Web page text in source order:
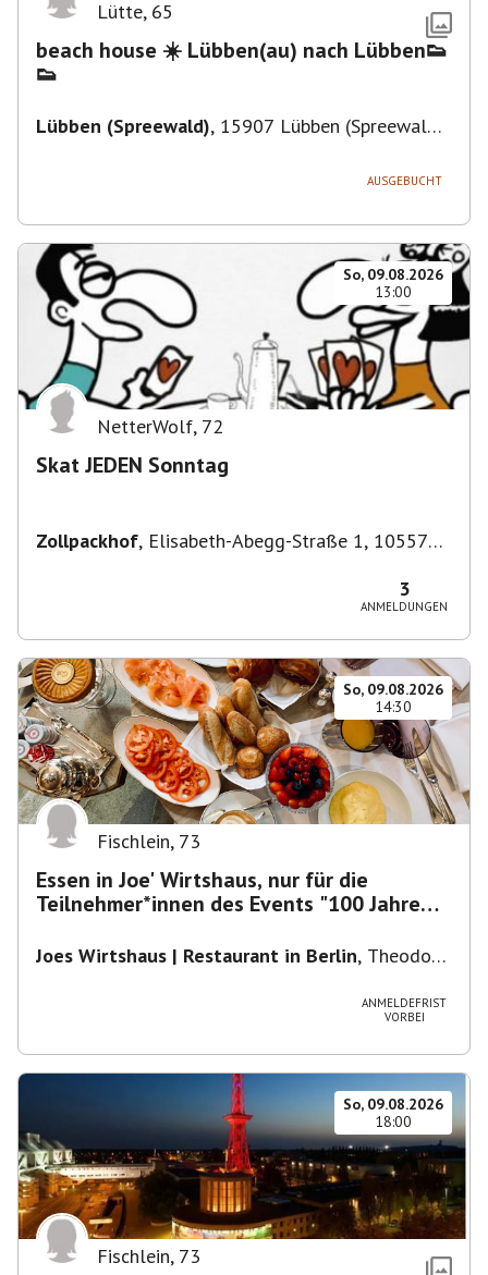
Lütte, 65
beach house ☀️ Lübben(au) nach Lübben👟
👟
Lübben (Spreewald), 15907 Lübben (Spreewald),
AUSGEBUCHT
So, 09.08.2026
13:00
NetterWolf, 72
Skat JEDEN Sonntag
Zollpackhof, Elisabeth-Abegg-Straße 1, 10557
3
ANMELDUNGEN
So, 09.08.2026
14:30
Fischlein, 73
Essen in Joe' Wirtshaus, nur für die
Teilnehmer*innen des Events "100 Jahre
Joes Wirtshaus | Restaurant in Berlin, Theodor-
ANMELDEFRIST
VORBEI
So, 09.08.2026
18:00
Fischlein, 73